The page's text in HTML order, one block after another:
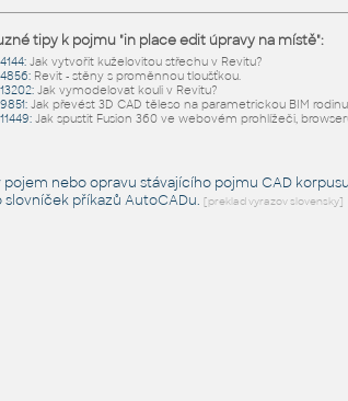
tipy k pojmu "in place edit úpravy na místě":
: Jak vytvořit kuželovitou střechu v Revitu?
: Revit - stěny s proměnnou tloušťkou.
: Jak vymodelovat kouli v Revitu?
: Jak převést 3D CAD těleso na parametrickou BIM
: Jak spustit Fusion 360 ve webovém prohlížeči,
pojem nebo opravu stávajícího pojmu CAD
slovníček příkazů AutoCADu. [preklad vyrazov slovensky]